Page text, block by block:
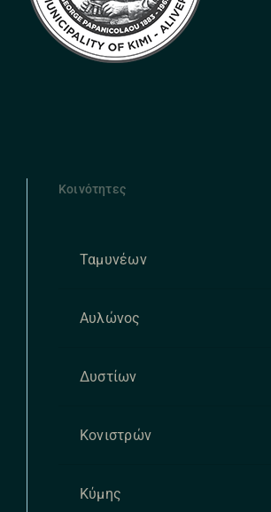
Κοινότητες
Ταμυνέων
Αυλώνος
Δυστίων
Κονιστρών
Κύμης